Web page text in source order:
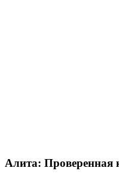
Алита: Проверенная